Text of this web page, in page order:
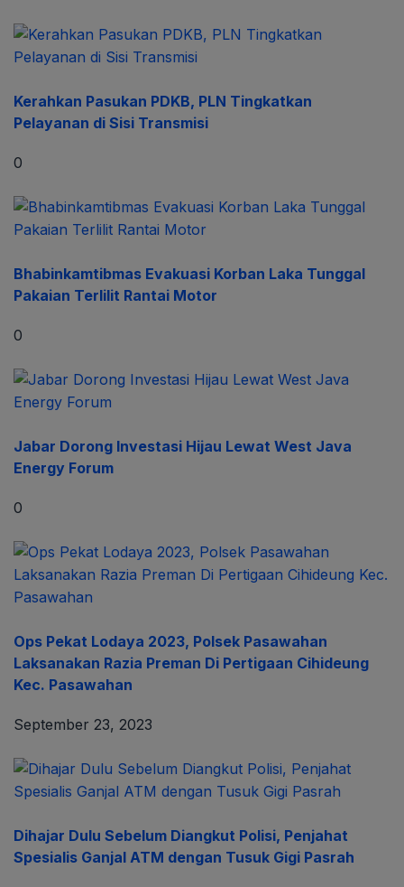
Kerahkan Pasukan PDKB, PLN Tingkatkan
Pelayanan di Sisi Transmisi
0
Bhabinkamtibmas Evakuasi Korban Laka Tunggal
Pakaian Terlilit Rantai Motor
0
Jabar Dorong Investasi Hijau Lewat West Java
Energy Forum
0
Ops Pekat Lodaya 2023, Polsek Pasawahan
Laksanakan Razia Preman Di Pertigaan Cihideung
Kec. Pasawahan
September 23, 2023
Dihajar Dulu Sebelum Diangkut Polisi, Penjahat
Spesialis Ganjal ATM dengan Tusuk Gigi Pasrah